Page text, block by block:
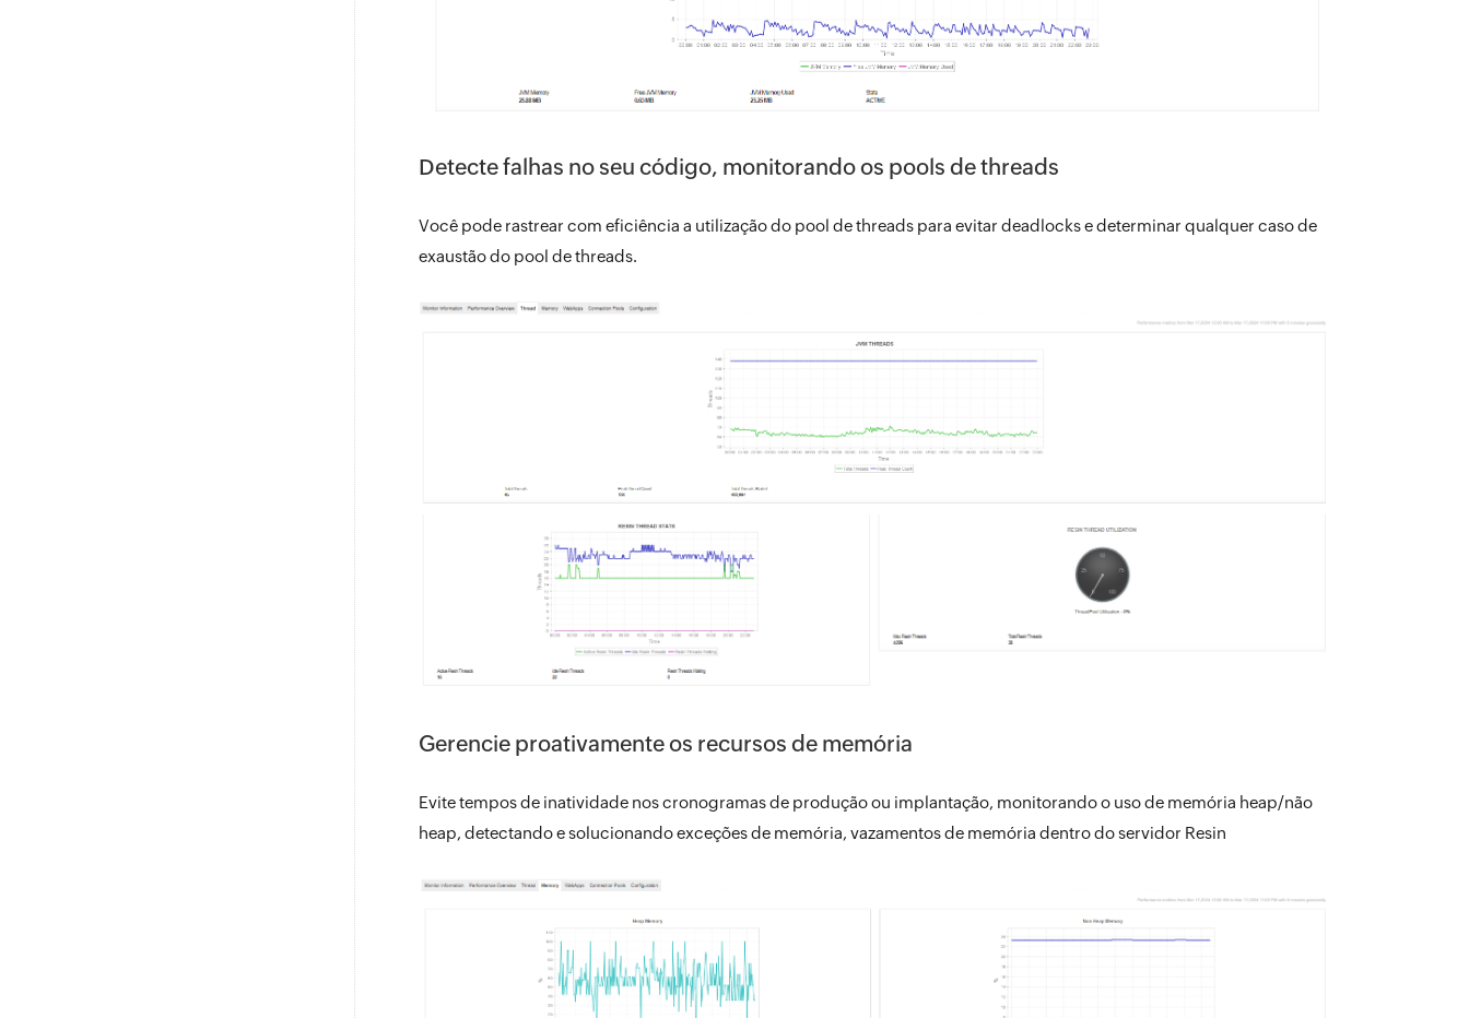
Detecte falhas no seu código, monitorando os pools de threads
Você pode rastrear com eficiência a utilização do pool de threads para evitar deadlocks e determinar qualquer caso de
exaustão do pool de threads.
Gerencie proativamente os recursos de memória
Evite tempos de inatividade nos cronogramas de produção ou implantação, monitorando o uso de memória heap/não
heap, detectando e solucionando exceções de memória, vazamentos de memória dentro do servidor Resin